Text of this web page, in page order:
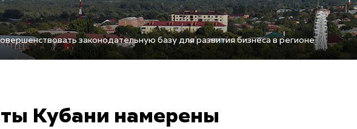
законодательную базу для развития бизнеса в регионе
Кубани намерены